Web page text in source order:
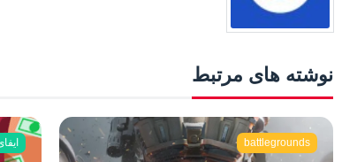
نوشته های مرتبط
battlegrounds